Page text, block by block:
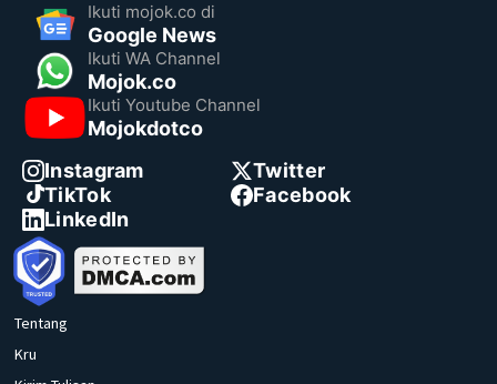
Ikuti mojok.co di
Google News
Ikuti WA Channel
Mojok.co
Ikuti Youtube Channel
Mojokdotco
Instagram
Twitter
TikTok
Facebook
LinkedIn
Tentang
Kru